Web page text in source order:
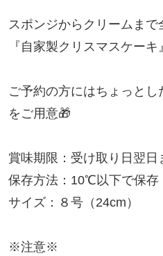
スポンジからクリームまで
『自家製クリスマスケー
ご予約の方にはちょっとし
をご用意🎁
賞味期限：受け取り日翌日
保存方法：10℃以下で保存
サイズ：８号（24cm）
※注意※